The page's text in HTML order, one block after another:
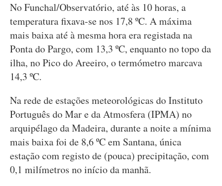
No Funchal/Observatório, até às 10 horas, a
temperatura fixava-se nos 17,8 ºC. A máxima
mais baixa até à mesma hora era registada na
Ponta do Pargo, com 13,3 ºC, enquanto no topo da
ilha, no Pico do Areeiro, o termómetro marcava
14,3 ºC.
Na rede de estações meteorológicas do Instituto
Português do Mar e da Atmosfera (IPMA) no
arquipélago da Madeira, durante a noite a mínima
mais baixa foi de 8,6 ºC em Santana, única
estação com registo de (pouca) precipitação, com
0,1 milímetros no início da manhã.